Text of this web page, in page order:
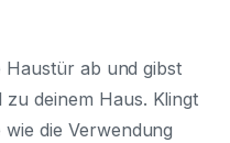
ab und gibst
deinem Haus. Klingt
die Verwendung